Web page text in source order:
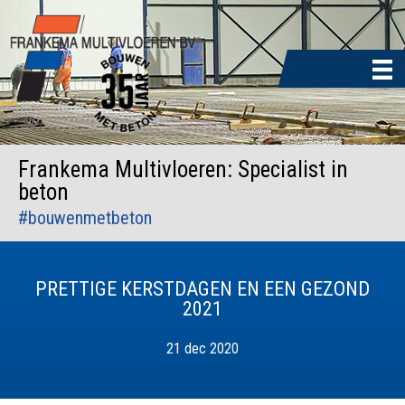
naar
hoofd
inhoud
Frankema Multivloeren: Specialist in
beton
#bouwenmetbeton
PRETTIGE KERSTDAGEN EN EEN GEZOND
2021
21 dec 2020